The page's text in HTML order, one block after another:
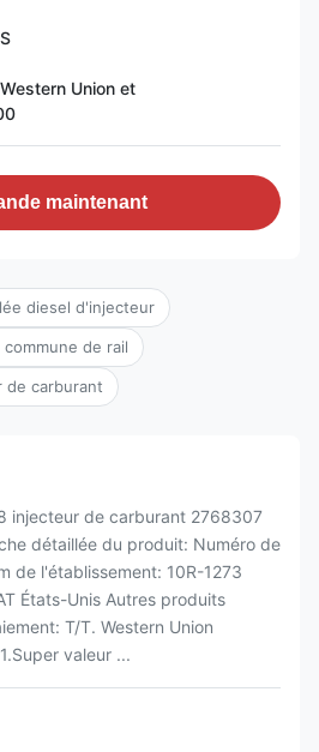
Union et
maintenant
diesel d'injecteur
de rail
de carburant
injecteur de carburant 2768307
détaillée du produit: Numéro de
de l'établissement: 10R-1273
États-Unis Autres produits
T/T. Western Union
valeur ...